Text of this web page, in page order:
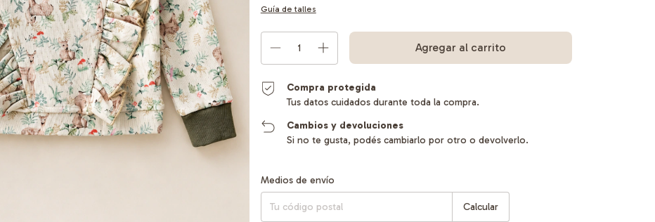
Guía de talles
Compra protegida
Tus datos cuidados durante toda la compra.
Cambios y devoluciones
Si no te gusta, podés cambiarlo por otro o devolverlo.
Entregas para el CP:
Medios de envío
Calcular